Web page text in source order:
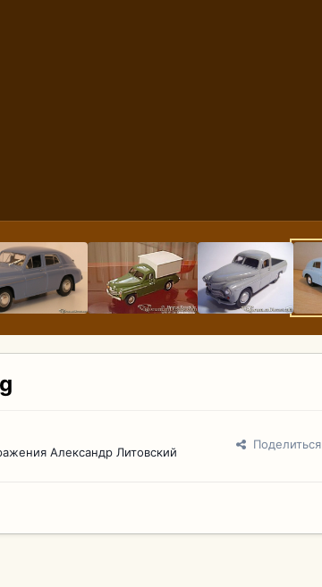
Александр Литовский
Поделиться